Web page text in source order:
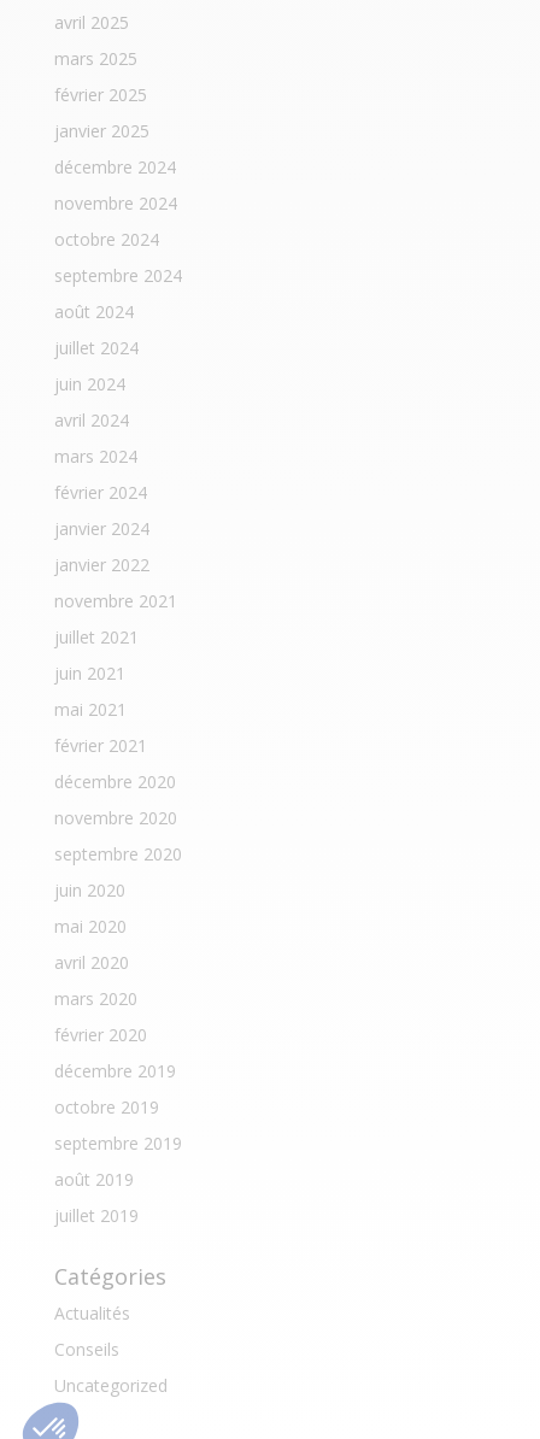
avril 2025
mars 2025
février 2025
janvier 2025
décembre 2024
novembre 2024
octobre 2024
septembre 2024
août 2024
juillet 2024
juin 2024
avril 2024
mars 2024
février 2024
janvier 2024
janvier 2022
novembre 2021
juillet 2021
juin 2021
mai 2021
février 2021
décembre 2020
novembre 2020
septembre 2020
juin 2020
mai 2020
avril 2020
mars 2020
février 2020
décembre 2019
octobre 2019
septembre 2019
août 2019
juillet 2019
Catégories
Actualités
Conseils
Uncategorized